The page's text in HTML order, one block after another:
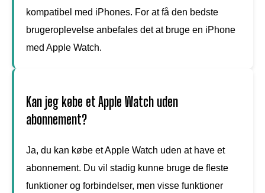
kompatibel med iPhones. For at få den bedste
brugeroplevelse anbefales det at bruge en iPhone
med Apple Watch.
Kan jeg købe et Apple Watch uden
abonnement?
Ja, du kan købe et Apple Watch uden at have et
abonnement. Du vil stadig kunne bruge de fleste
funktioner og forbindelser, men visse funktioner